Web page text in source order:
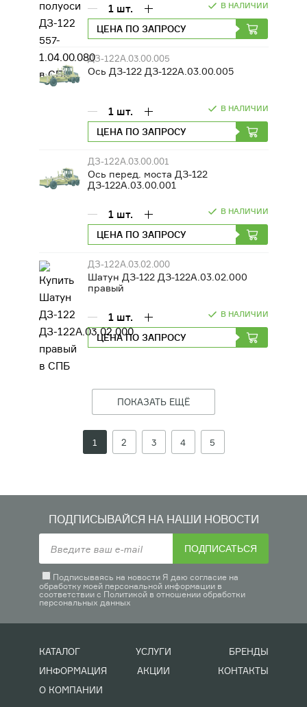
В НАЛИЧИИ
1 шт.
ЦЕНА ПО ЗАПРОСУ
ДЗ-122А.03.00.005
Ось ДЗ-122 ДЗ-122А.03.00.005
В НАЛИЧИИ
1 шт.
ЦЕНА ПО ЗАПРОСУ
ДЗ-122А.03.00.001
Ось перед. моста ДЗ-122
ДЗ-122А.03.00.001
В НАЛИЧИИ
1 шт.
ЦЕНА ПО ЗАПРОСУ
ДЗ-122А.03.02.000
Шатун ДЗ-122 ДЗ-122А.03.02.000
правый
В НАЛИЧИИ
1 шт.
ЦЕНА ПО ЗАПРОСУ
ПОКАЗАТЬ ЕЩЁ
1 2 3 4 5
ПОДПИСЫВАЙСЯ НА НАШИ НОВОСТИ
ПОДПИСАТЬСЯ
Подписываясь на новости Я даю согласие на
обработку моей персональной информации в
соответствии с Политикой в отношении обработки
персональных данных
КАТАЛОГ УСЛУГИ
БРЕНДЫ
ИНФОРМАЦИЯ
АКЦИИ
КОНТАКТЫ
О КОМПАНИИ